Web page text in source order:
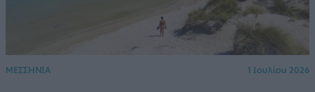
ΜΕΣΣΗΝΙΑ 1 Ιουλίου 2026